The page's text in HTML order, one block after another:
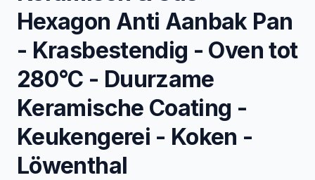
Hexagon Anti Aanbak Pan
- Krasbestendig - Oven tot
280°C - Duurzame
Keramische Coating -
Keukengerei - Koken -
Löwenthal